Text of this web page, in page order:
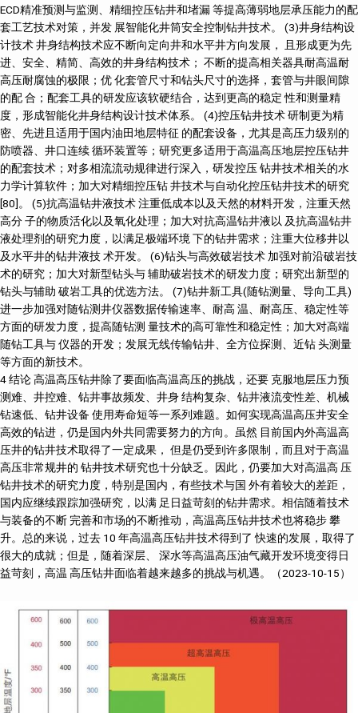
ECD精准预测与监测、精细控压钻井和堵漏 等提高薄弱地层承压能力的配
套工艺技术对策，并发 展智能化井筒安全控制钻井技术。 (3)井身结构设
计技术 井身结构技术应不断向定向井和水平井方向发展， 且形成更为先
进、安全、精简、高效的井身结构技术； 不断的提高相关器具耐高温耐
高压耐腐蚀的极限；优 化套管尺寸和钻头尺寸的选择，套管与井眼间隙
的配 合；配套工具的研发应该软硬结合，达到更高的稳定 性和测量精
度，形成智能化井身结构设计技术体系。 (4)控压钻井技术 研制更为精
密、先进且适用于国内油田地层特征 的配套设备，尤其是高压力级别的
防喷器、井口连续 循环装置等；研究更多适用于高温高压地层控压钻井
的配套技术；对多相流流动规律进行深入，研发控压 钻井技术相关的水
力学计算软件；加大对精细控压钻 井技术与自动化控压钻井技术的研究
[80]。 (5)抗高温钻井液技术 注重低成本以及天然的材料开发，注重天然
高分 子的物质活化以及氧化处理；加大对抗高温钻井液以 及抗高温钻井
液处理剂的研究力度，以满足极端环境 下的钻井需求；注重大位移井以
及水平井的钻井液技 术开发。 (6)钻头与高效破岩技术 加强对前沿破岩技
术的研究；加大对新型钻头与 辅助破岩技术的研发力度；研究出新型的
钻头与辅助 破岩工具的优选方法。 (7)钻井新工具(随钻测量、导向工具)
进一步加强对随钻测井仪器数据传输速率、耐高 温、耐高压、稳定性等
方面的研发力度，提高随钻测 量技术的高可靠性和稳定性；加大对高端
随钻工具与 仪器的开发；发展无线传输钻井、全方位探测、近钻 头测量
等方面的新技术。
4 结论 高温高压钻井除了要面临高温高压的挑战，还要 克服地层压力预
测难、井控难、钻井事故频发、井身 结构复杂、钻井液流变性差、机械
钻速低、钻井设备 使用寿命短等一系列难题。如何实现高温高压井安全
高效的钻进，仍是国内外共同需要努力的方向。虽然 目前国内外高温高
压井的钻井技术取得了一定成果， 但是仍受到许多限制，而且对于高温
高压非常规井的 钻井技术研究也十分缺乏。因此，仍要加大对高温高 压
钻井技术的研究力度，特别是国内，有些技术与国 外有着较大的差距，
国内应继续跟踪加强研究，以满 足日益苛刻的钻井需求。相信随着技术
与装备的不断 完善和市场的不断推动，高温高压钻井技术也将稳步 攀
升。总的来说，过去 10 年高温高压钻井技术得到了 快速的发展，取得了
很大的成就；但是，随着深层、 深水等高温高压油气藏开发环境变得日
益苛刻，高温 高压钻井面临着越来越多的挑战与机遇。（2023-10-15）